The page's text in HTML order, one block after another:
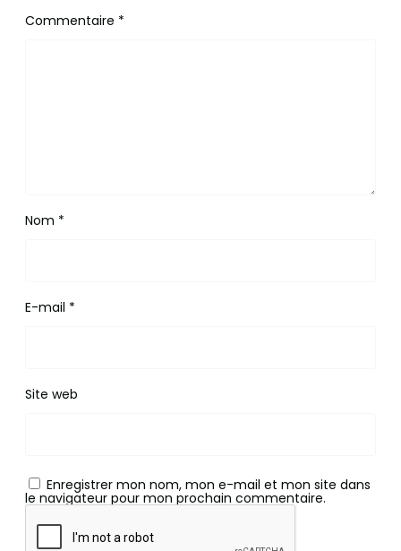
Commentaire *
Nom *
E-mail *
Site web
Enregistrer mon nom, mon e-mail et mon site dans
le navigateur pour mon prochain commentaire.